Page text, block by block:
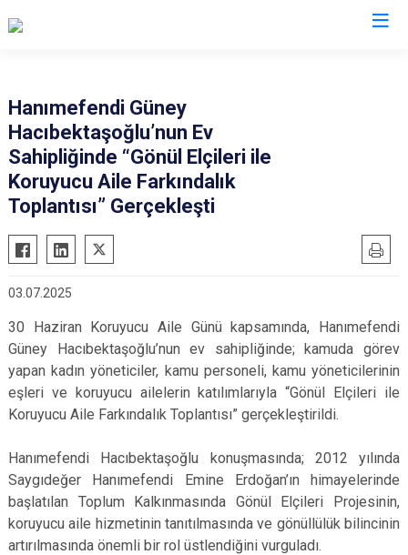
Hanımefendi Güney
Hacıbektaşoğlu’nun Ev
Sahipliğinde “Gönül Elçileri ile
Koruyucu Aile Farkındalık
Toplantısı” Gerçekleşti
03.07.2025
30 Haziran Koruyucu Aile Günü kapsamında, Hanımefendi
Güney Hacıbektaşoğlu’nun ev sahipliğinde; kamuda görev
yapan kadın yöneticiler, kamu personeli, kamu yöneticilerinin
eşleri ve koruyucu ailelerin katılımlarıyla “Gönül Elçileri ile
Koruyucu Aile Farkındalık Toplantısı” gerçekleştirildi.
Hanımefendi Hacıbektaşoğlu konuşmasında; 2012 yılında
Saygıdeğer Hanımefendi Emine Erdoğan’ın himayelerinde
başlatılan Toplum Kalkınmasında Gönül Elçileri Projesinin,
koruyucu aile hizmetinin tanıtılmasında ve gönüllülük bilincinin
artırılmasında önemli bir rol üstlendiğini vurguladı.